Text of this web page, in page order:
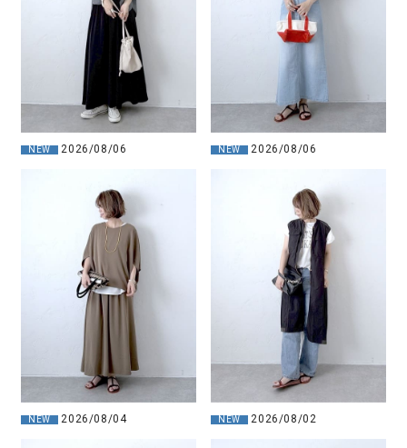
NEW 2026/08/06 NEW 2026/08/06
NEW 2026/08/04 NEW 2026/08/02